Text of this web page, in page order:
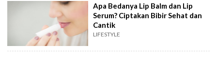
Apa Bedanya Lip Balm dan Lip
Serum? Ciptakan Bibir Sehat dan
Cantik
LIFESTYLE